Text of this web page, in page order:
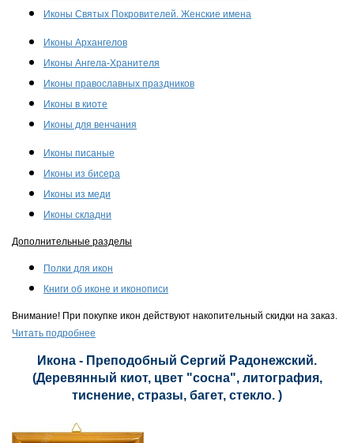
Иконы Святых Покровителей. Женские имена
Иконы Архангелов
Иконы Ангела-Хранителя
Иконы православных праздников
Иконы в киоте
Иконы для венчания
Иконы писаные
Иконы из бисера
Иконы из меди
Иконы складни
Дополнительные разделы
Полки для икон
Книги об иконе и иконописи
Внимание! При покупке икон действуют накопительный скидки на заказ.
Читать подробнее
Икона - Преподобный Сергий Радонежский.
(Деревянный киот, цвет "сосна", литография,
тиснение, стразы, багет, стекло. )